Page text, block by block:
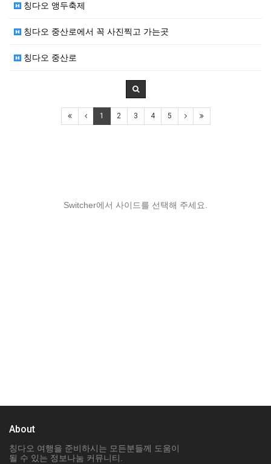
칭다오 앵두축제
칭다오 중산로에서 꼭 사진찍고 가는곳
칭다오 중산로
1 2 3 4 5
Switcher에서 사이드를 선택해 주세요.
About
칭다오 여행을 준비하시는 모든분들께 도움이
될 수 있는 정보나눔 커뮤니티.